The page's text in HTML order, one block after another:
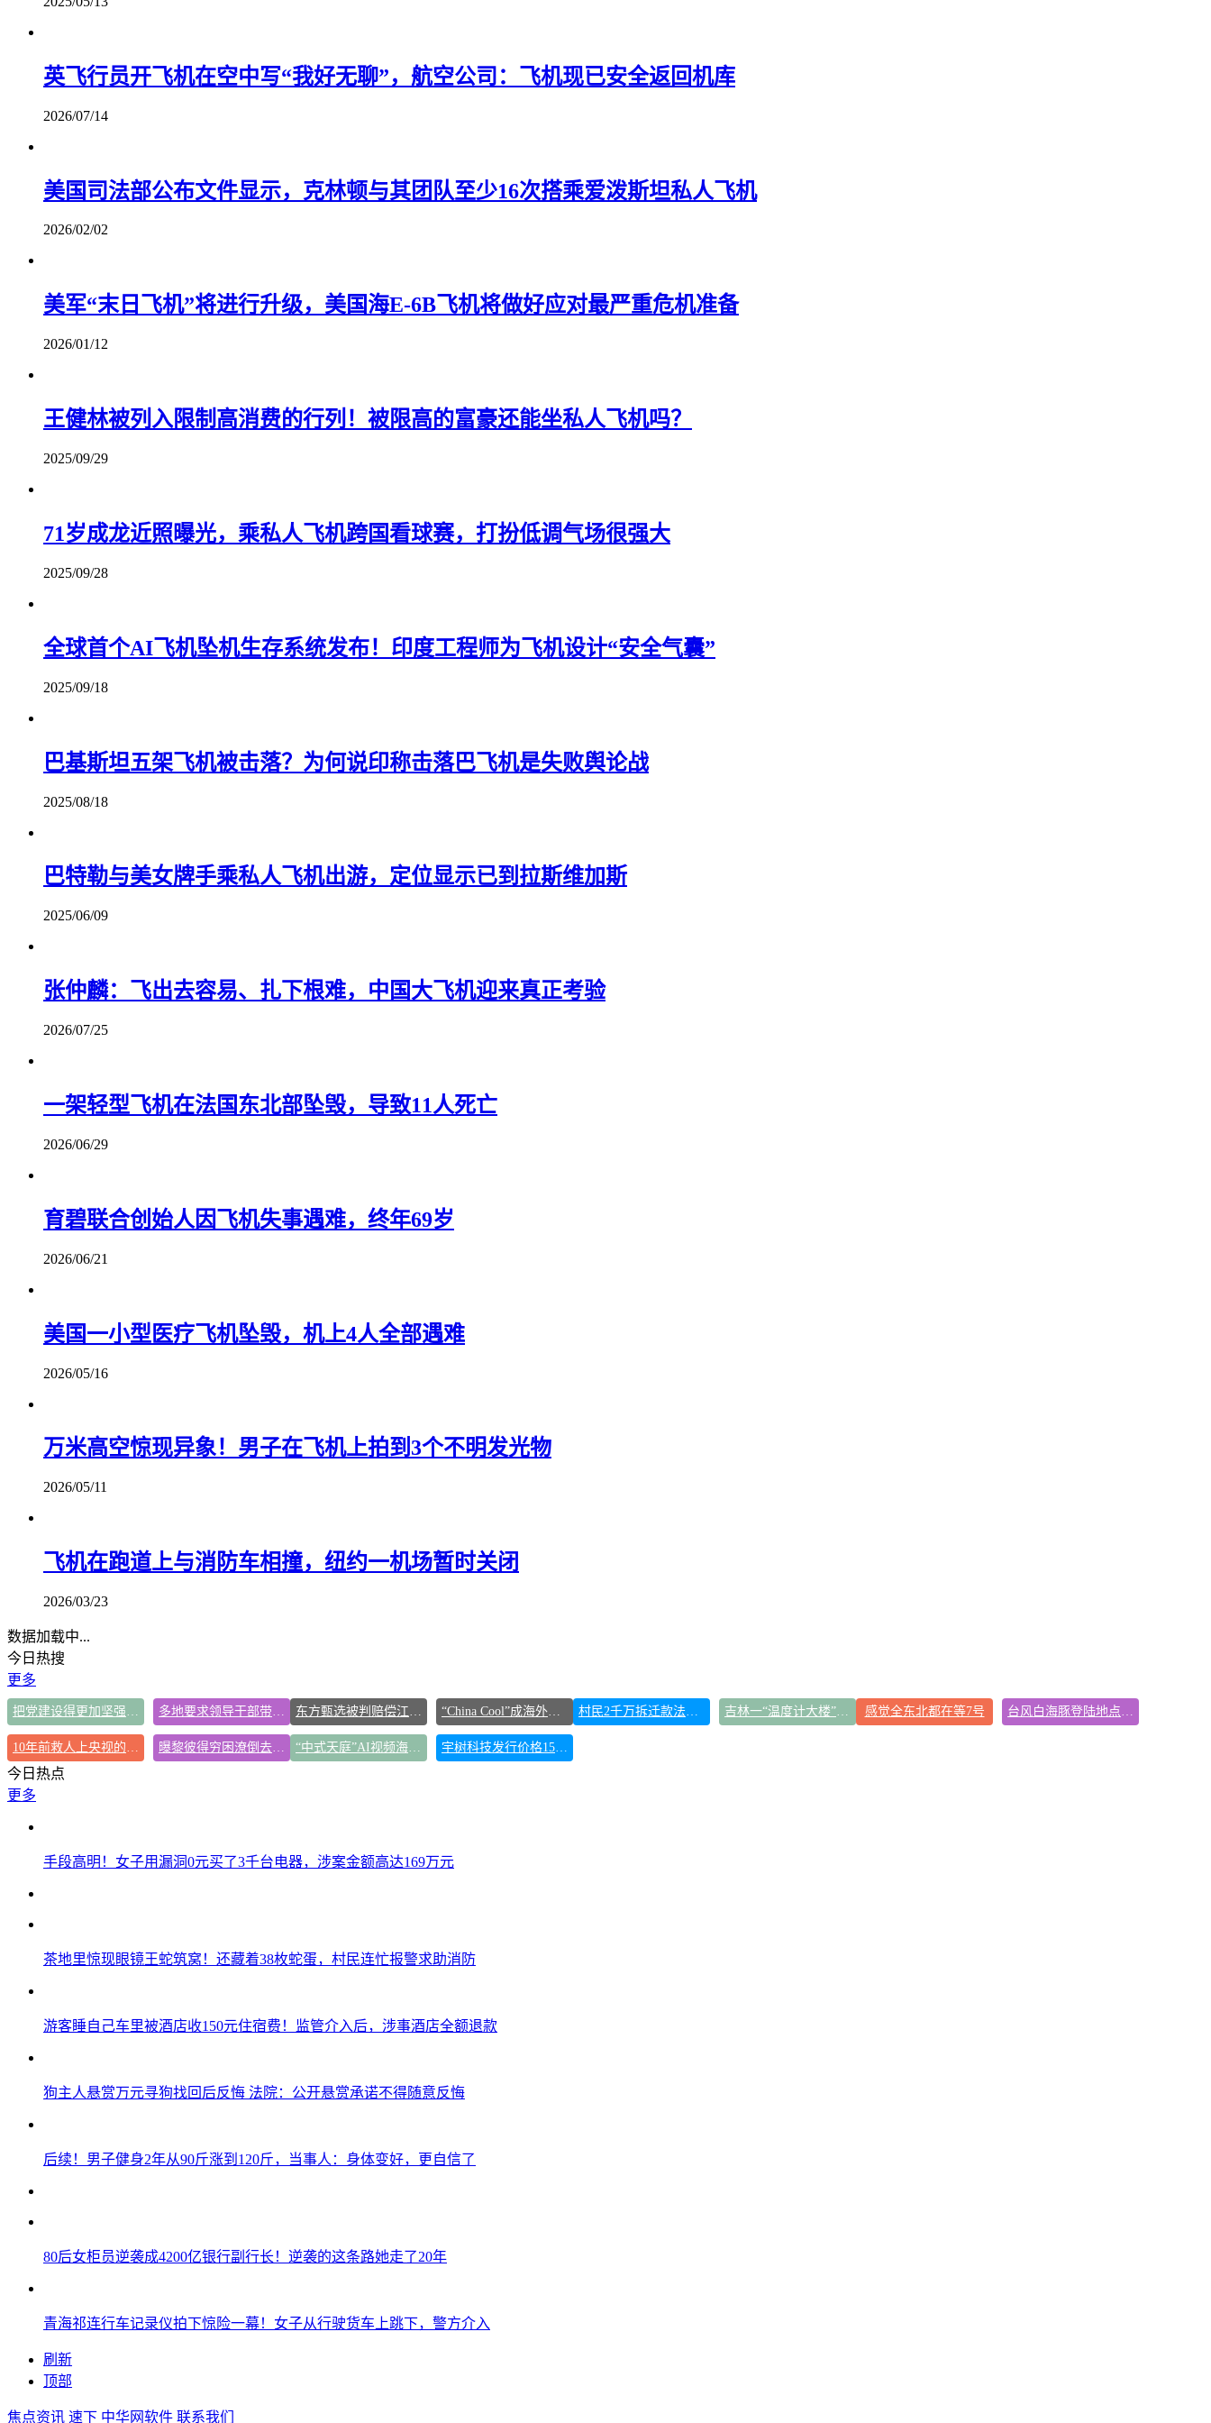
英飞行员开飞机在空中写“我好无聊”，航空公司：飞机现已安全返回机库
2026/07/14
美国司法部公布文件显示，克林顿与其团队至少16次搭乘爱泼斯坦私人飞机
2026/02/02
美军“末日飞机”将进行升级，美国海E-6B飞机将做好应对最严重危机准备
2026/01/12
王健林被列入限制高消费的行列！被限高的富豪还能坐私人飞机吗？
2025/09/29
71岁成龙近照曝光，乘私人飞机跨国看球赛，打扮低调气场很强大
2025/09/28
全球首个AI飞机坠机生存系统发布！印度工程师为飞机设计“安全气囊”
2025/09/18
巴基斯坦五架飞机被击落？为何说印称击落巴飞机是失败舆论战
2025/08/18
巴特勒与美女牌手乘私人飞机出游，定位显示已到拉斯维加斯
2025/06/09
张仲麟：飞出去容易、扎下根难，中国大飞机迎来真正考验
2026/07/25
一架轻型飞机在法国东北部坠毁，导致11人死亡
2026/06/29
育碧联合创始人因飞机失事遇难，终年69岁
2026/06/21
美国一小型医疗飞机坠毁，机上4人全部遇难
2026/05/16
万米高空惊现异象！男子在飞机上拍到3个不明发光物
2026/05/11
飞机在跑道上与消防车相撞，纽约一机场暂时关闭
2026/03/23
数据加载中...
今日热搜
更多
把党建设得更加坚强有力 多地要求领导干部带头休假 东方甄选被判赔偿江小白30万元 “China Cool”成海外热词 村民2千万拆迁款法院执行后仍拿不到 吉林一“温度计大楼”读数爆表 感觉全东北都在等7号 台风白海豚登陆地点更新
10年前救人上央视的小伙抗洪牺牲 曝黎彼得穷困潦倒去世 儿子露面回应 “中式天庭”AI视频海外爆火 宇树科技发行价格150.80元/股
今日热点
更多
手段高明！女子用漏洞0元买了3千台电器，涉案金额高达169万元
茶地里惊现眼镜王蛇筑窝！还藏着38枚蛇蛋，村民连忙报警求助消防
游客睡自己车里被酒店收150元住宿费！监管介入后，涉事酒店全额退款
狗主人悬赏万元寻狗找回后反悔 法院：公开悬赏承诺不得随意反悔
后续！男子健身2年从90斤涨到120斤，当事人：身体变好，更自信了
80后女柜员逆袭成4200亿银行副行长！逆袭的这条路她走了20年
青海祁连行车记录仪拍下惊险一幕！女子从行驶货车上跳下，警方介入
刷新
顶部
焦点资讯 速下 中华网软件 联系我们